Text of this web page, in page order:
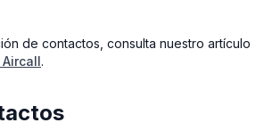
de contactos, consulta nuestro artículo
.